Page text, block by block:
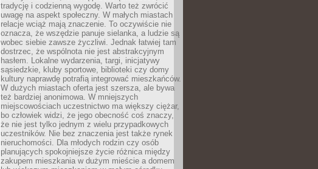
tradycję i codzienną wygodę. Warto też zwrócić
uwagę na aspekt społeczny. W małych miastach
relacje wciąż mają znaczenie. To oczywiście nie
oznacza, że wszędzie panuje sielanka, a ludzie są
wobec siebie zawsze życzliwi. Jednak łatwiej tam
dostrzec, że wspólnota nie jest abstrakcyjnym
hasłem. Lokalne wydarzenia, targi, inicjatywy
sąsiedzkie, kluby sportowe, biblioteki czy domy
kultury naprawdę potrafią integrować mieszkańców.
W dużych miastach oferta jest szersza, ale bywa
też bardziej anonimowa. W mniejszych
miejscowościach uczestnictwo ma większy ciężar,
bo człowiek widzi, że jego obecność coś znaczy,
że nie jest tylko jednym z wielu przypadkowych
uczestników. Nie bez znaczenia jest także rynek
nieruchomości. Dla młodych rodzin czy osób
planujących spokojniejsze życie różnica między
zakupem mieszkania w dużym mieście a domem